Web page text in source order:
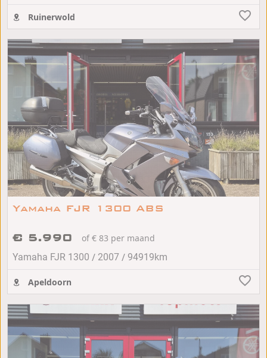
Ruinerwold
Yamaha FJR 1300 ABS
€ 5.990
of € 83 per maand
Yamaha FJR 1300 / 2007 / 94919km
Apeldoorn